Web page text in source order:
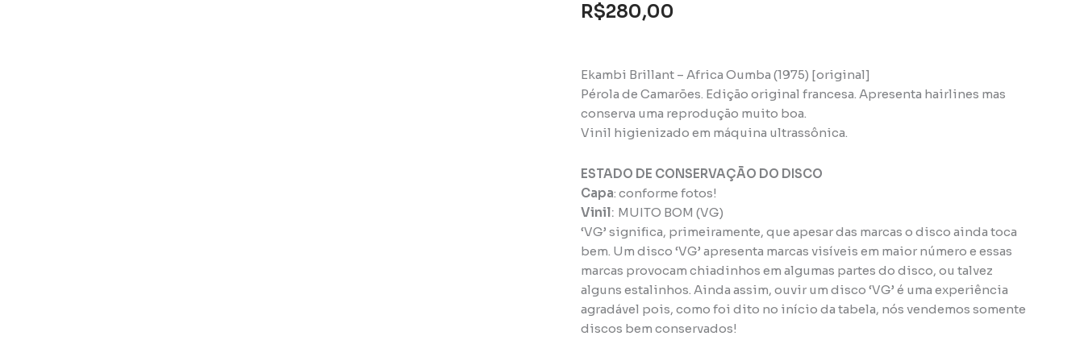
R$280,00
Ekambi Brillant – Africa Oumba (1975) [original]
Pérola de Camarões. Edição original francesa. Apresenta hairlines mas
conserva uma reprodução muito boa.
Vinil higienizado em máquina ultrassônica.
ESTADO DE CONSERVAÇÃO DO DISCO
Capa: conforme fotos!
Vinil: MUITO BOM (VG)
‘VG’ significa, primeiramente, que apesar das marcas o disco ainda toca
bem. Um disco ‘VG’ apresenta marcas visíveis em maior número e essas
marcas provocam chiadinhos em algumas partes do disco, ou talvez
alguns estalinhos. Ainda assim, ouvir um disco ‘VG’ é uma experiência
agradável pois, como foi dito no início da tabela, nós vendemos somente
discos bem conservados!
(1975)